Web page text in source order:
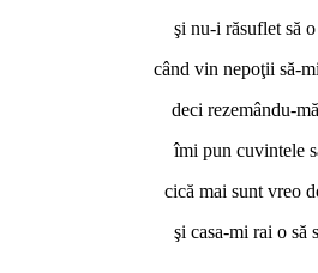
şi nu-i răsuflet să
când vin nepoţii să-
deci rezemându-
îmi pun cuvintele
cică mai sunt vreo
şi casa-mi rai o să